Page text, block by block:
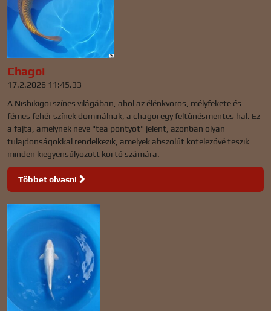
Chagoi
17.2.2026 11:45.33
A Nishikigoi színes világában, ahol az élénkvörös, mélyfekete és
fémes fehér színek dominálnak, a chagoi egy feltűnésmentes hal. Ez
a fajta, amelynek neve "tea pontyot" jelent, azonban olyan
tulajdonságokkal rendelkezik, amelyek abszolút kötelezővé teszik
minden kiegyensúlyozott koi tó számára.
Többet olvasni